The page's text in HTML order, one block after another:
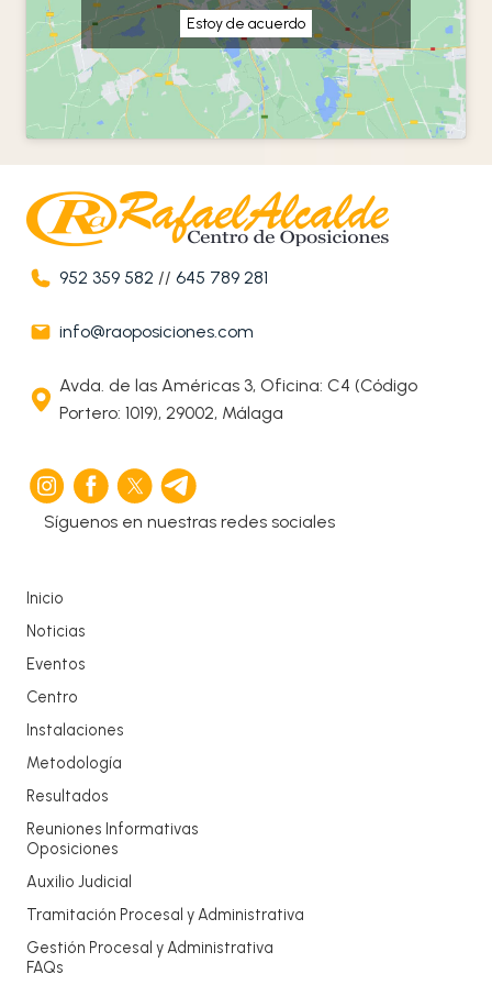
Estoy de acuerdo
952 359 582 //645 789 281
info@raoposiciones.com
Avda. de las Américas 3, Oficina: C4 (Código
Portero: 1019), 29002, Málaga
Síguenos en nuestras redes sociales
Inicio
Noticias
Eventos
Centro
Instalaciones
Metodología
Resultados
Reuniones Informativas
Oposiciones
Auxilio Judicial
Tramitación Procesal y Administrativa
Gestión Procesal y Administrativa
FAQs